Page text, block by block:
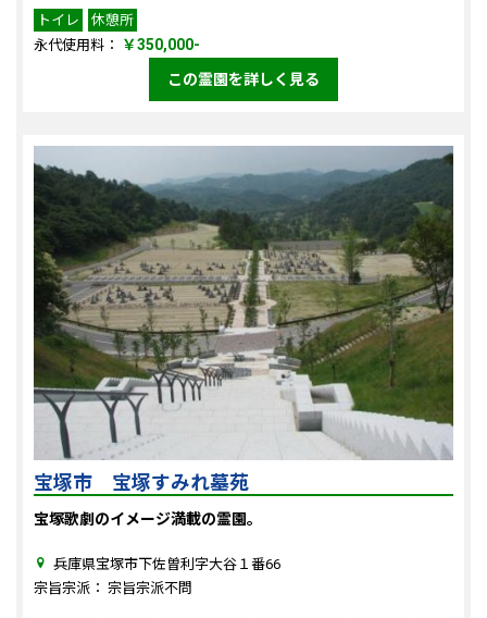
トイレ
休憩所
永代使用料：
￥350,000-
この霊園を詳しく見る
宝塚市 宝塚すみれ墓苑
宝塚歌劇のイメージ満載の霊園。
兵庫県宝塚市下佐曽利字大谷１番66
宗旨宗派： 宗旨宗派不問